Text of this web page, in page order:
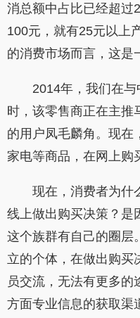
消总额中占比已经超过
100元，就有25元以上
的消费市场而言，这是
2014年，我们在
时，该零售商正在主推
的用户凤毛麟角。现在
家电等商品，在网上购
现在，消费者为什
线上做出购买决策？是
这个族群有自己的圈层
立的个体，在做出购买
员交流，无法有更多的
方面专业信息的获取渠